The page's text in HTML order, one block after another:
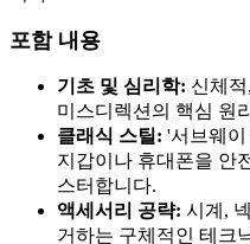
포함 내용
기초 및 심리학: 신체
미스디렉션의 핵심 원
클래식 스틸: '서브웨이
지갑이나 휴대폰을 안
스터합니다.
액세서리 공략: 시계,
거하는 구체적인 테크